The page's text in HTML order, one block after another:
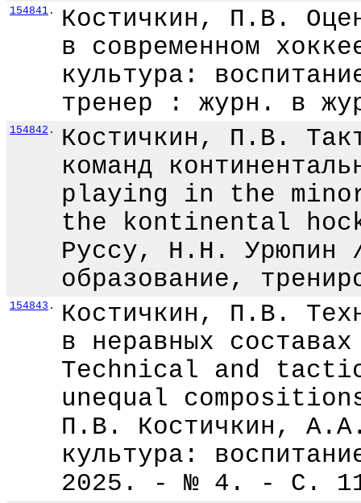
154841 .
Костичкин, П.В.
в современном
культура:
тренер : журн. в
154842 .
Костичкин, П.В.
команд
playing in the
the kontinental
Руссу, Н.Н. Урюпин
образование,
154843 .
Костичкин, П.В.
в неравных
Technical and
unequal
П.В. Костичкин,
культура:
2025. - № 4. - С.